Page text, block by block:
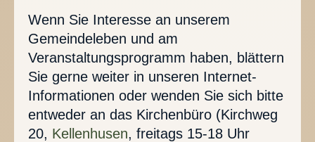
Wenn Sie Interesse an unserem
Gemeindeleben und am
Veranstaltungsprogramm haben, blättern
Sie gerne weiter in unseren Internet-
Informationen oder wenden Sie sich bitte
entweder an das Kirchenbüro (Kirchweg
20, Kellenhusen, freitags 15-18 Uhr